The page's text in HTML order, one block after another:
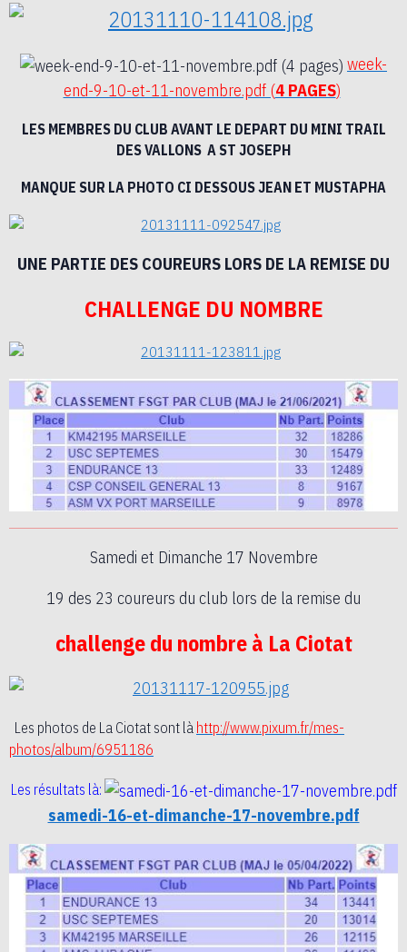
week-
end-9-10-et-11-novembre.pdf (4 PAGES)
LES MEMBRES DU CLUB AVANT LE DEPART DU MINI TRAIL
DES VALLONS A ST JOSEPH
MANQUE SUR LA PHOTO CI DESSOUS JEAN ET MUSTAPHA
UNE PARTIE DES COUREURS LORS DE LA REMISE DU
CHALLENGE DU NOMBRE
Samedi et Dimanche 17 Novembre
19 des 23 coureurs du club lors de la remise du
challenge du nombre à La Ciotat
Les photos de La Ciotat sont là http://www.pixum.fr/mes-
photos/album/6951186
Les résultats là:
samedi-16-et-dimanche-17-novembre.pdf